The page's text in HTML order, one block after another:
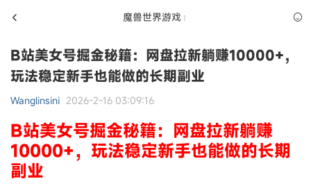
魔兽世界游戏
B站美女号掘金秘籍：网盘拉新躺赚10000+，
玩法稳定新手也能做的长期副业
Wanglinsini 2026-2-16 03:09:16
B站美女号掘金秘籍：网盘拉新躺赚
10000+，玩法稳定新手也能做的长期
副业